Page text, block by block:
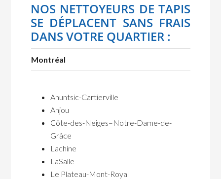
NOS NETTOYEURS DE TAPIS
SE DÉPLACENT SANS FRAIS
DANS VOTRE QUARTIER :
Montréal
Ahuntsic-Cartierville
Anjou
Côte-des-Neiges–Notre-Dame-de-
Grâce
Lachine
LaSalle
Le Plateau-Mont-Royal